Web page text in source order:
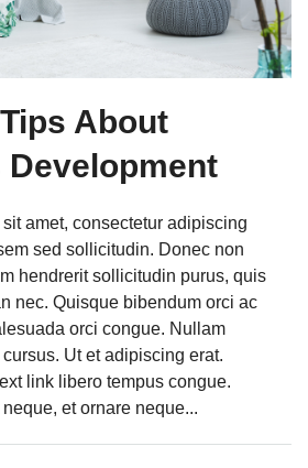
About
amet, consectetur adipiscing
sed sollicitudin. Donec non
hendrerit sollicitudin purus, quis
nec. Quisque bibendum orci ac
orci congue. Nullam
Ut et adipiscing erat.
link libero tempus congue.
et ornare neque...